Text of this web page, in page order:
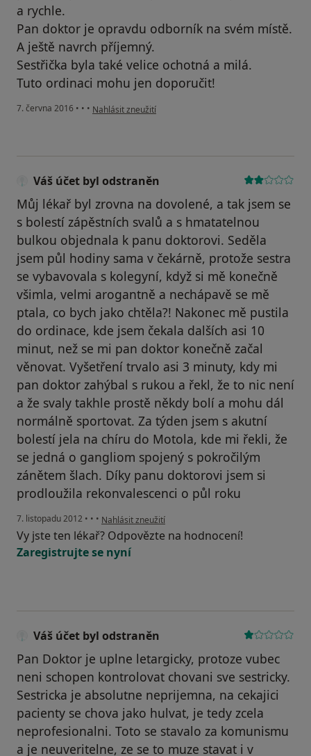
a rychle.
Pan doktor je opravdu odborník na svém místě.
A ještě navrch příjemný.
Sestřička byla také velice ochotná a milá.
Tuto ordinaci mohu jen doporučit!
7. června 2016 • • • podle názoru uživatele Váš účet byl odstraněn
Nahlásit zneužití
Váš účet byl odstraněn
Můj lékař byl zrovna na dovolené, a tak jsem se
s bolestí zápěstních svalů a s hmatatelnou
bulkou objednala k panu doktorovi. Seděla
jsem půl hodiny sama v čekárně, protože sestra
se vybavovala s kolegyní, když si mě konečně
všimla, velmi arogantně a nechápavě se mě
ptala, co bych jako chtěla?! Nakonec mě pustila
do ordinace, kde jsem čekala dalších asi 10
minut, než se mi pan doktor konečně začal
věnovat. Vyšetření trvalo asi 3 minuty, kdy mi
pan doktor zahýbal s rukou a řekl, že to nic není
a že svaly takhle prostě někdy bolí a mohu dál
normálně sportovat. Za týden jsem s akutní
bolestí jela na chíru do Motola, kde mi řekli, že
se jedná o gangliom spojený s pokročilým
zánětem šlach. Díky panu doktorovi jsem si
prodloužila rekonvalescenci o půl roku
7. listopadu 2012 • • • podle názoru uživatele Váš účet byl odstraněn
Nahlásit zneužití
Vy jste ten lékař? Odpovězte na hodnocení!
Zaregistrujte se nyní
Váš účet byl odstraněn
Pan Doktor je uplne letargicky, protoze vubec
neni schopen kontrolovat chovani sve sestricky.
Sestricka je absolutne neprijemna, na cekajici
pacienty se chova jako hulvat, je tedy zcela
neprofesionalni. Toto se stavalo za komunismu
a je neuveritelne, ze se to muze stavat i v